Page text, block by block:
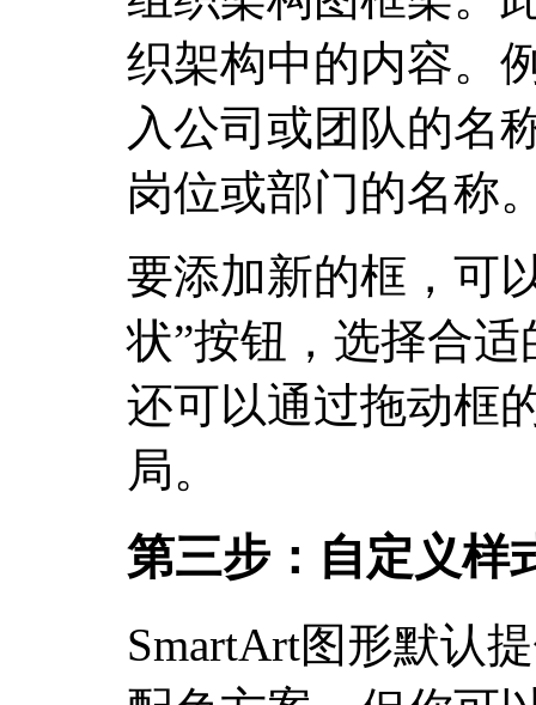
织架构中的内容。
入公司或团队的名
岗位或部门的名称
要添加新的框，可
状”按钮，选择合
还可以通过拖动框
局。
第三步：自定义样
SmartArt图形默认